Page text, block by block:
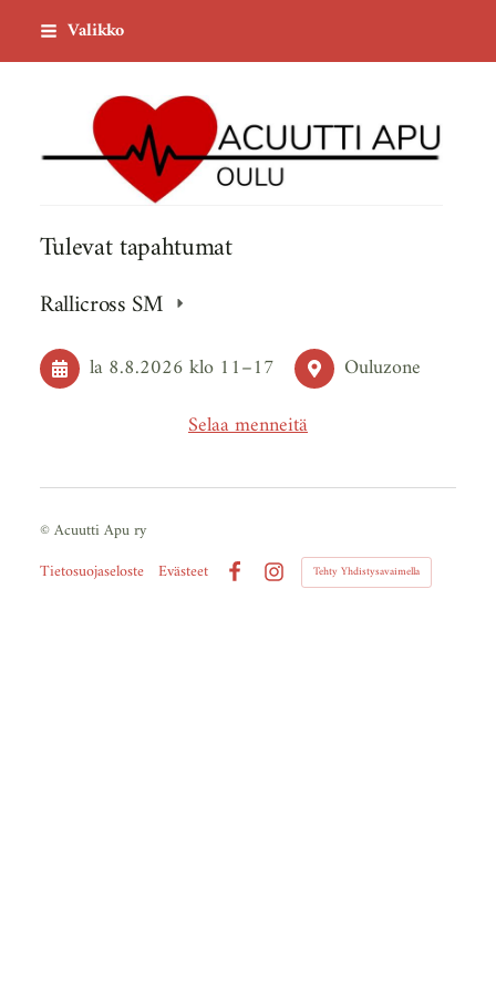
Siirry
sivun
Valikko
Acuutti Apu ry
Tulevat tapahtumat
Rallicross SM
la 8.8.2026klo 11–17
Ouluzone
Selaa menneitä
©Acuutti Apu ry
Tietosuojaseloste Evästeet
FacebookInstagram
Tehty Yhdistysavaimella